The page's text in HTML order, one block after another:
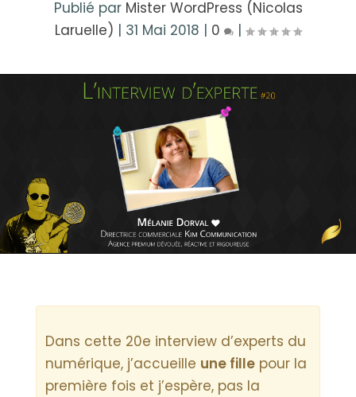
Publié par Mister WordPress (Nicolas
Laruelle) | 31 Mai 2018 | 0 |
Dans cette 20e interview d’experts du
numérique, j’accueille une fillepour la
première fois et j’espère, pas la